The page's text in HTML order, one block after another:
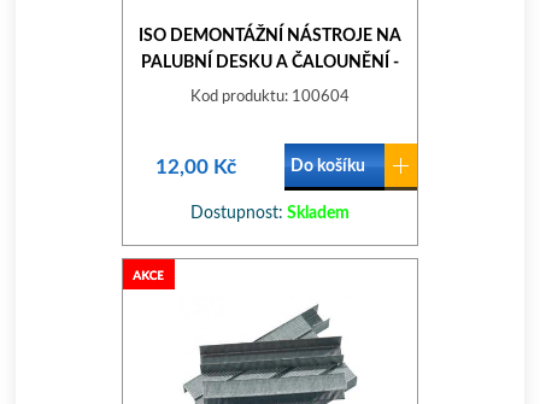
ISO DEMONTÁŽNÍ NÁSTROJE NA
PALUBNÍ DESKU A ČALOUNĚNÍ -
4KS,
Kod produktu: 100604
12,00 Kč Do košíku
Dostupnost: Skladem